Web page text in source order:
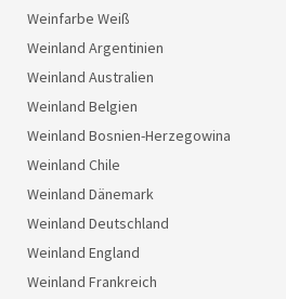
Weinfarbe Weiß
Weinland Argentinien
Weinland Australien
Weinland Belgien
Weinland Bosnien-Herzegowina
Weinland Chile
Weinland Dänemark
Weinland Deutschland
Weinland England
Weinland Frankreich